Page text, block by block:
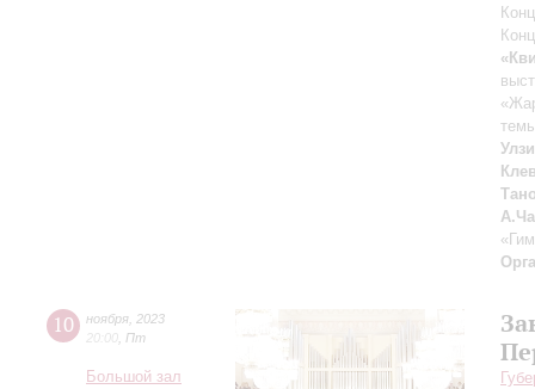
10 ноября 2023
20:00 Пт
Большой зал